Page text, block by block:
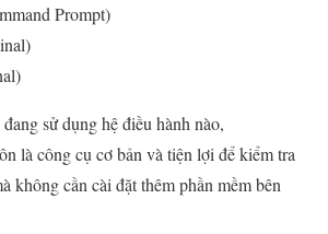
Prompt)
sử dụng hệ điều hành nào,
là công cụ cơ bản và tiện lợi để kiểm tra
không cần cài đặt thêm phần mềm bên